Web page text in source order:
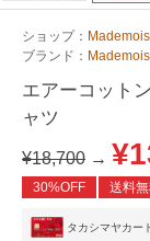
ショップ：
ブランド：
エアーコット
ャツ
¥18,700 →
30%OFF
送料
タカシマヤカー